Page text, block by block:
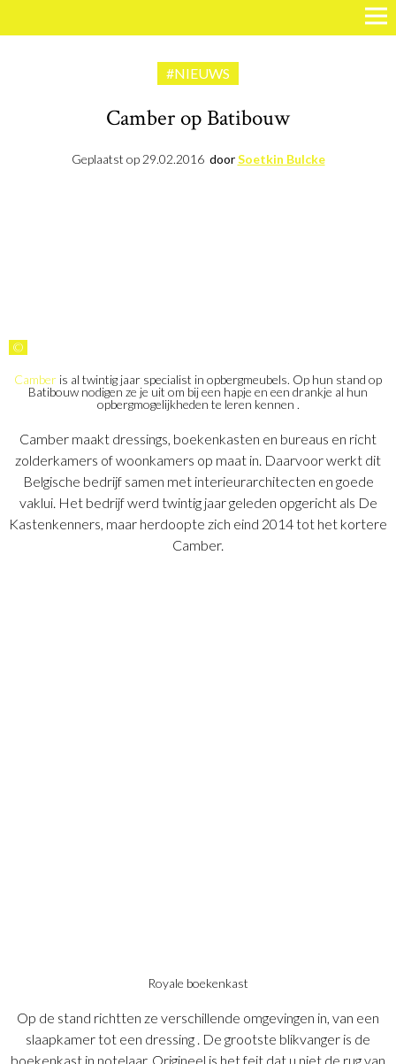
#NIEUWS
Camber op Batibouw
Geplaatst op 29.02.2016 doorSoetkin Bulcke
©
Camber is al twintig jaar specialist in opbergmeubels. Op hun stand op
Batibouw nodigen ze je uit om bij een hapje en een drankje al hun
opbergmogelijkheden te leren kennen .
Camber maakt dressings, boekenkasten en bureaus en richt
zolderkamers of woonkamers op maat in. Daarvoor werkt dit
Belgische bedrijf samen met interieurarchitecten en goede
vaklui. Het bedrijf werd twintig jaar geleden opgericht als De
Kastenkenners, maar herdoopte zich eind 2014 tot het kortere
Camber.
Royale boekenkast
Op de stand richtten ze verschillende omgevingen in, van een
slaapkamer tot een dressing . De grootste blikvanger is de
boekenkast in notelaar. Origineel is het feit dat u niet de rug van